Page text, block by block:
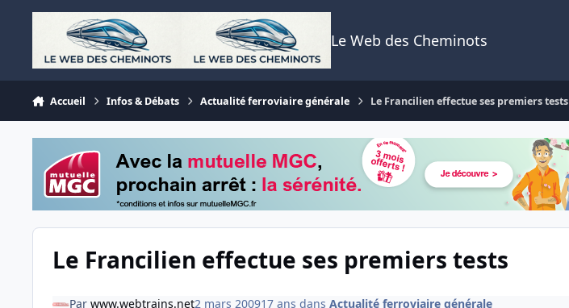
Aller au contenu
Le Web des Cheminots
Accueil Infos & Débats Actualité ferroviaire générale Le Francilien effectue ses premiers tests
Le Francilien effectue ses premiers tests
Par www.webtrains.net2 mars 200917 ans dans Actualité ferroviaire générale